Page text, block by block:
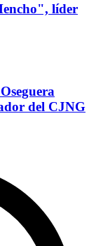
líder
del CJNG